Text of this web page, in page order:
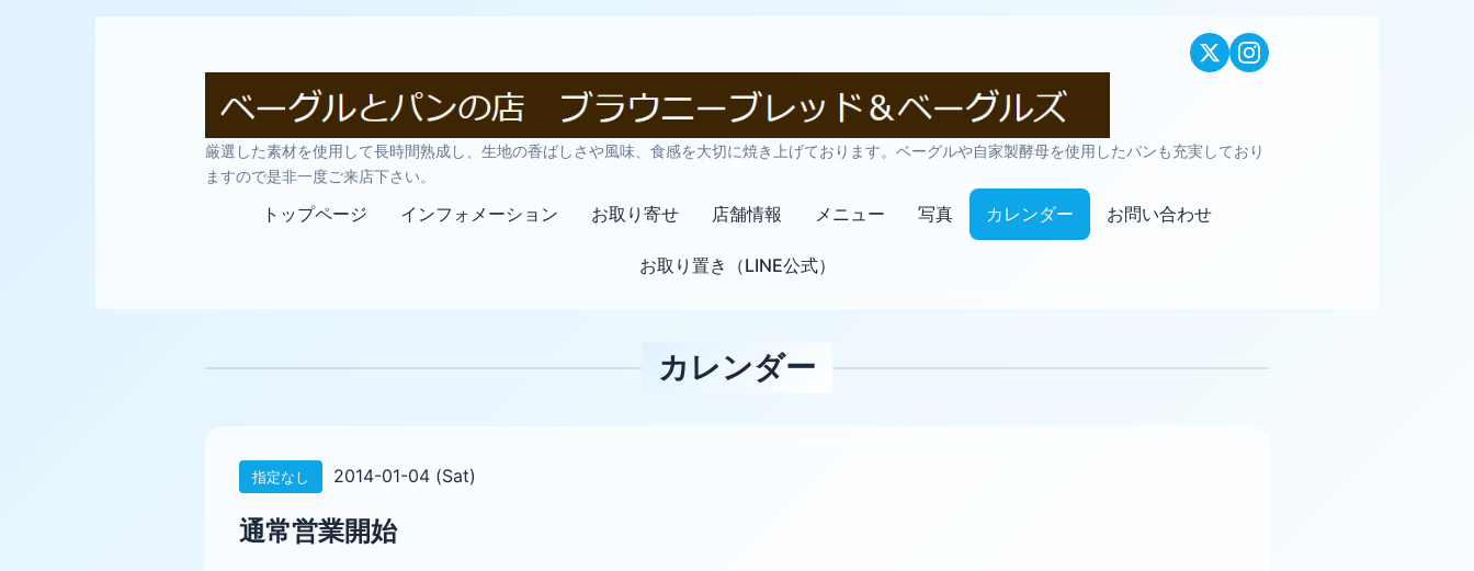
厳選した素材を使用して長時間熟成し、生地の香ばしさや風味、食感を大切に焼き上げております。ベーグルや自家製酵母を使用したパンも充実しており
ますので是非一度ご来店下さい。
トップページ インフォメーション お取り寄せ 店舗情報 メニュー 写真 カレンダー お問い合わせ
お取り置き（LINE公式）
カレンダー
指定なし 2014-01-04 (Sat)
通常営業開始